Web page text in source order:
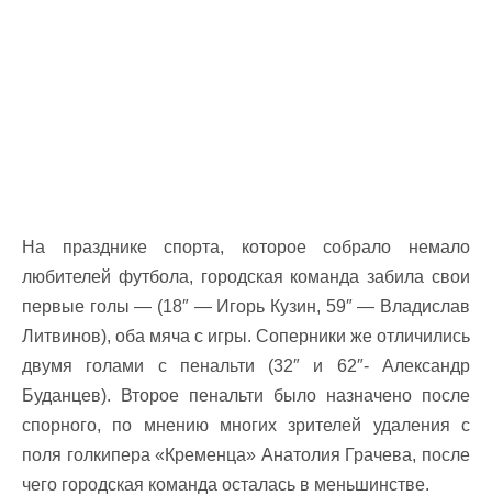
На празднике спорта, которое собрало немало
любителей футбола, городская команда забила свои
первые голы — (18″ — Игорь Кузин, 59″ — Владислав
Литвинов), оба мяча с игры. Соперники же отличились
двумя голами с пенальти (32″ и 62″- Александр
Буданцев). Второе пенальти было назначено после
спорного, по мнению многих зрителей удаления с
поля голкипера «Кременца» Анатолия Грачева, после
чего городская команда осталась в меньшинстве.